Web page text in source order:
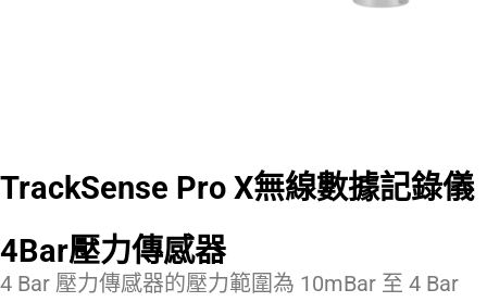
TrackSense Pro X無線數據記錄儀
4Bar壓力傳感器
4 Bar 壓力傳感器的壓力範圍為 10mBar 至 4 Bar